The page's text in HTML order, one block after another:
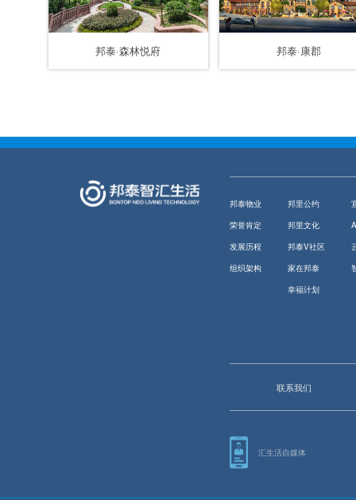
邦泰·森林悦府 邦泰·康郡
邦泰物业
荣誉肯定
发展历程
组织架构
邦里公约
邦里文化
邦泰V社区
家在邦泰
幸福计划
联系我们
汇生活自媒体